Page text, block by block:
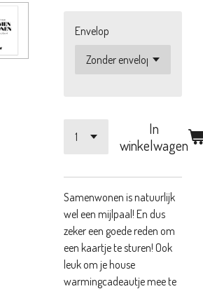
Envelop
In
winkelwagen
Samenwonen is natuurlijk
wel een mijlpaal! En dus
zeker een goede reden om
een kaartje te sturen! Ook
leuk om je house
warmingcadeautje mee te